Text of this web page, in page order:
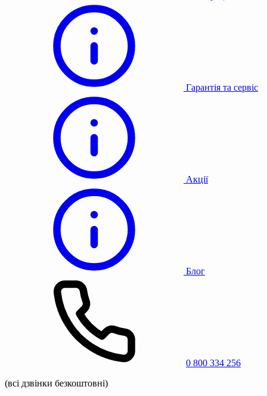
Гарантія та сервіс
Акції
Блог
0 800 334 256
(всі дзвінки безкоштовні)